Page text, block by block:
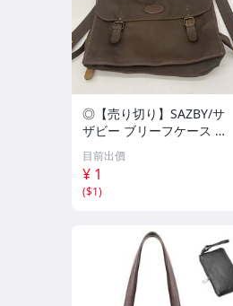
◎【売り切り】SAZBY/サ
ザビー ブリーフケース リ
ュック ショルダーバッグ
目前出價
¥ 1
($1)